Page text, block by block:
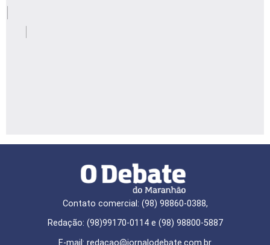
Contato comercial: (98) 98860-0388,
Redação: (98)99170-0114 e (98) 98800-5887
E-mail: redaçao@jornalodebate.com.br